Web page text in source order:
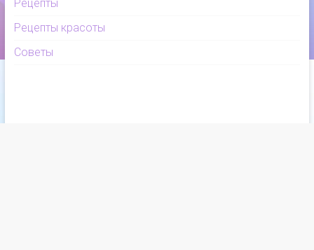
Рецепты
Рецепты красоты
Советы